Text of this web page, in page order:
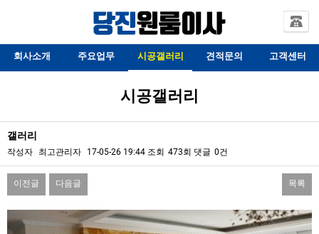
회사소개 주요업무 시공갤러리 견적문의 고객센터
시공갤러리
갤러리
작성자 최고관리자 17-05-26 19:44 조회 473회 댓글 0건
이전글 다음글 목록